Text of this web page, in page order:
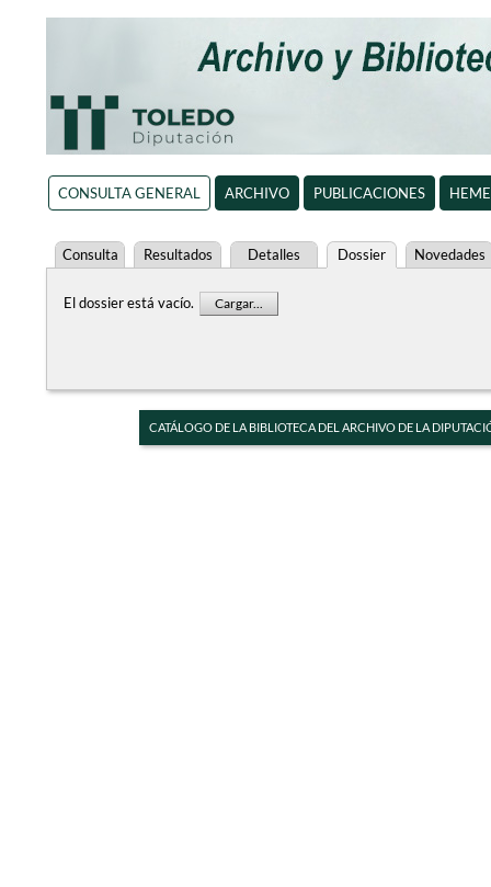
CONSULTA GENERAL ARCHIVO PUBLICACIONES
Consulta Resultados Detalles Dossier Novedades
El dossier está vacío. Cargar...
CATÁLOGO DE LA BIBLIOTECA DEL ARCHIVO DE LA